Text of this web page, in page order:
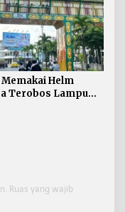
Helm
Terobos Lampu
Ruas yang wajib